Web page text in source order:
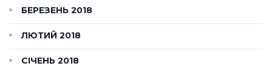
БЕРЕЗЕНЬ 2018
ЛЮТИЙ 2018
СІЧЕНЬ 2018